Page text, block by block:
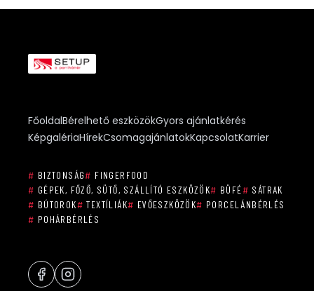
FőoldalBérelhető eszközökGyors ajánlatkérés
KépgalériaHírekCsomagajánlatokKapcsolatKarrier
# BIZTONSÁG# FINGERFOOD
# GÉPEK, FŐZŐ, SÜTŐ, SZÁLLÍTÓ ESZKÖZÖK# BÜFÉ# SÁTRAK
# BÚTOROK# TEXTÍLIÁK# EVŐESZKÖZÖK# PORCELÁNBÉRLÉS
# POHÁRBÉRLÉS